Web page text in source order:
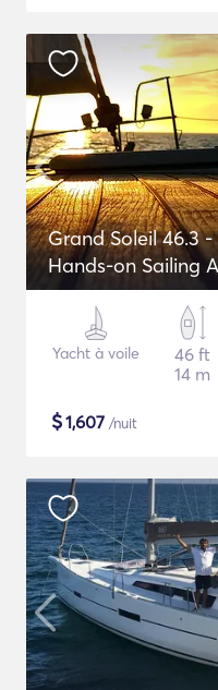
Grand Soleil 46.3
Hands-on Sailing
Yacht à voile
46 ft
14 m
$1,607 /nuit